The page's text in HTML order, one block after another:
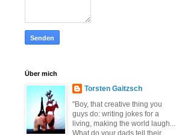
Über mich
Torsten Gaitzsch
"Boy, that creative thing you
guys do: writing jokes for a
living, making the world laugh...
What do your dads tell their